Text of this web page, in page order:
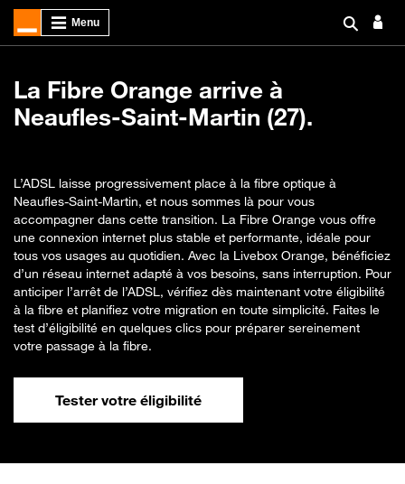
La Fibre Orange arrive à
Neaufles-Saint-Martin (27).
L’ADSL laisse progressivement place à la fibre optique à
Neaufles-Saint-Martin, et nous sommes là pour vous
accompagner dans cette transition. La Fibre Orange vous offre
une connexion internet plus stable et performante, idéale pour
tous vos usages au quotidien. Avec la Livebox Orange, bénéficiez
d’un réseau internet adapté à vos besoins, sans interruption. Pour
anticiper l’arrêt de l’ADSL, vérifiez dès maintenant votre éligibilité
à la fibre et planifiez votre migration en toute simplicité. Faites le
test d’éligibilité en quelques clics pour préparer sereinement
votre passage à la fibre.
Tester votre éligibilité